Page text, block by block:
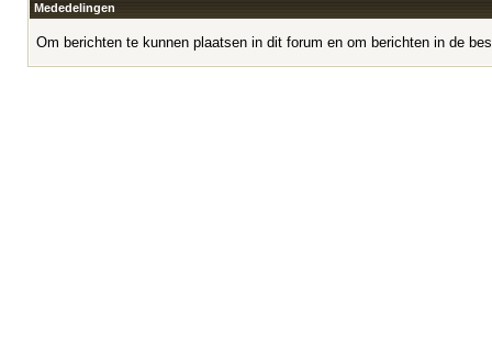
Mededelingen
Om berichten te kunnen plaatsen in dit forum en om berichten in de